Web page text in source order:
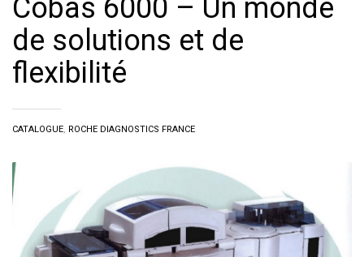
Cobas 6000 – Un monde
de solutions et de
flexibilité
CATALOGUE, ROCHE DIAGNOSTICS FRANCE